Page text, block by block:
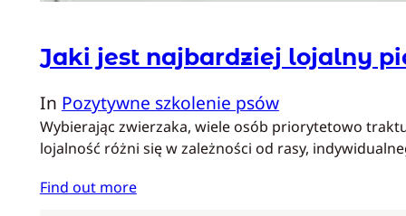
Jaki jest najbardziej lojalny
In Pozytywne szkolenie psów
Wybierając zwierzaka, wiele osób priorytetowo
lojalność różni się w zależności od rasy,
Find out more